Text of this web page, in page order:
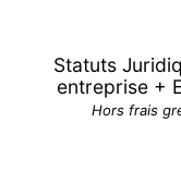
Statuts
entreprise +
Hors frais